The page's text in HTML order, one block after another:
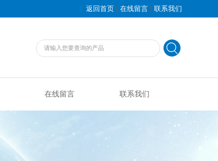
返回首页 | 在线留言 | 联系我们
在线留言 联系我们